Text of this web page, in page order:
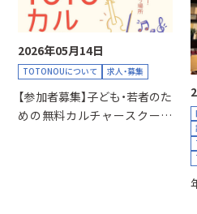
2026年05月14日
TOTONOUについて 求人・募集
【参加者募集】子ども・若者のた
めの無料カルチャースクール